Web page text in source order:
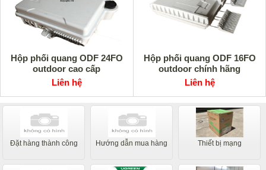
Hộp phối quang ODF 24FO
outdoor cao cấp
Liên hệ
Hộp phối quang ODF 16FO
outdoor chính hãng
Liên hệ
Đặt hàng thành công Hướng dẫn mua hàng Thiết bị mạng